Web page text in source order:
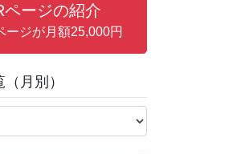
ページの紹介
ージが月額25,000円
月別）